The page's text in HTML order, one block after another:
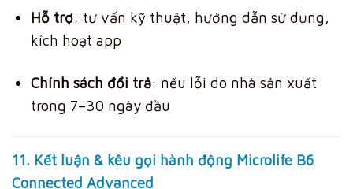
Hỗ trợ: tư vấn kỹ thuật, hướng dẫn sử dụng,
kích hoạt app
Chính sách đổi trả: nếu lỗi do nhà sản xuất
trong 7–30 ngày đầu
11. Kết luận & kêu gọi hành động Microlife B6
Connected Advanced